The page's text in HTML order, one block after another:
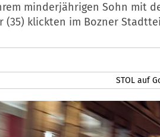
minderjährigen Sohn mit
(35) klickten im Bozner
STOL auf